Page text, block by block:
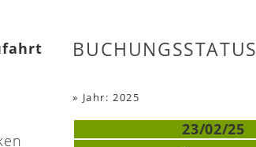
BUCHUNGSSTATUS
» Jahr: 2025
23/02/25